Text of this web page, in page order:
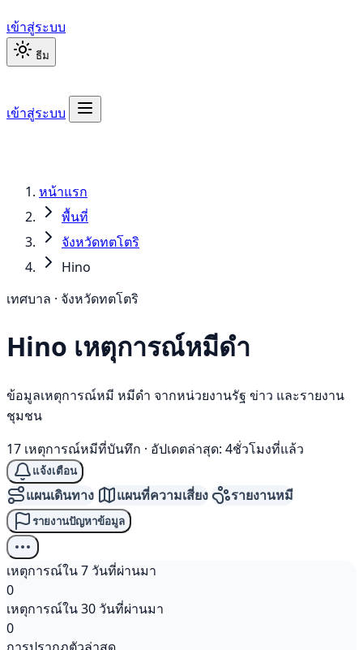
เข้าสู่ระบบ
ธีม
เข้าสู่ระบบ
หน้าแรก
พื้นที่
จังหวัดทตโตริ
Hino
เทศบาล · จังหวัดทตโตริ
Hino เหตุการณ์หมีดำ
ข้อมูลเหตุการณ์หมี หมีดำ จากหน่วยงานรัฐ ข่าว และรายงาน
ชุมชน
17 เหตุการณ์หมีที่บันทึก · อัปเดตล่าสุด: 4ชั่วโมงที่แล้ว
แจ้งเตือน
แผนเดินทาง แผนที่ความเสี่ยง รายงานหมี
รายงานปัญหาข้อมูล
เหตุการณ์ใน 7 วันที่ผ่านมา
0
เหตุการณ์ใน 30 วันที่ผ่านมา
0